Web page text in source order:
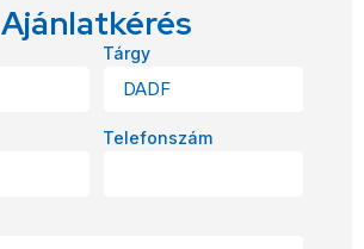
Ajánlatkérés
Tárgy
Telefonszám